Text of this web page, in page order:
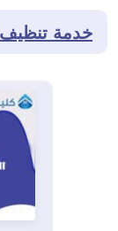
خدمة